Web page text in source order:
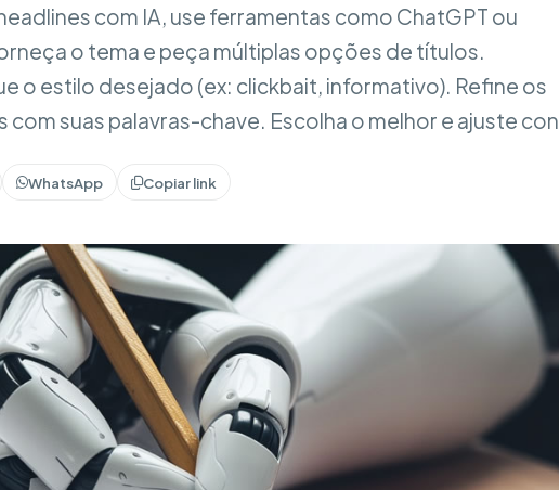
com IA, use ferramentas como ChatGPT ou
o tema e peça múltiplas opções de títulos.
o estilo desejado (ex: clickbait, informativo). Refine os
com suas palavras-chave. Escolha o melhor e ajuste con
WhatsApp Copiar link